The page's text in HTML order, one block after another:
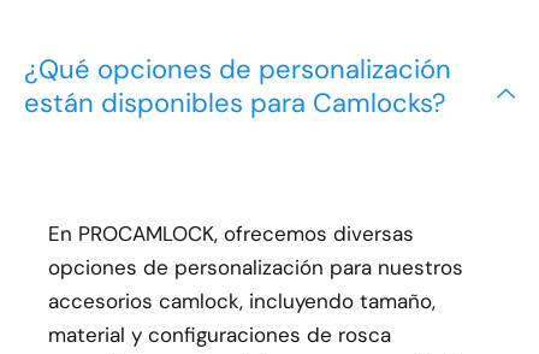
¿Qué opciones de personalización
están disponibles para Camlocks?
En PROCAMLOCK, ofrecemos diversas
opciones de personalización para nuestros
accesorios camlock, incluyendo tamaño,
material y configuraciones de rosca